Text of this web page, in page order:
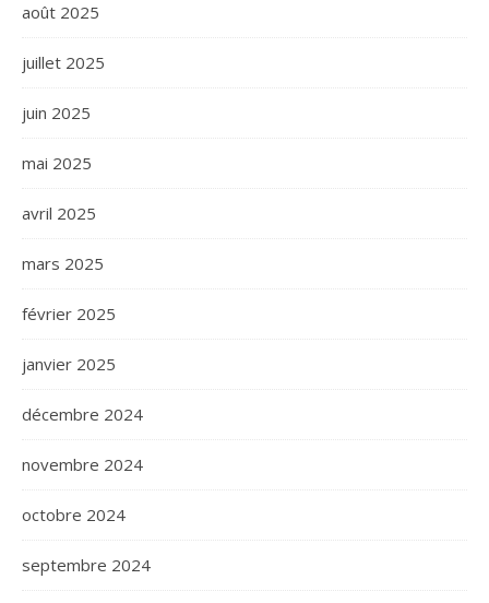
août 2025
juillet 2025
juin 2025
mai 2025
avril 2025
mars 2025
février 2025
janvier 2025
décembre 2024
novembre 2024
octobre 2024
septembre 2024